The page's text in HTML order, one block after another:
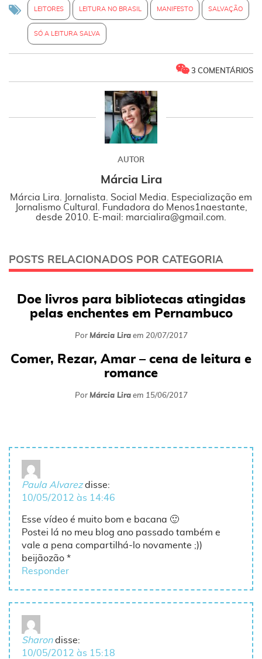
LEITORES LEITURA NO BRASIL MANIFESTO SALVAÇÃO
SÓ A LEITURA SALVA
3 COMENTÁRIOS
AUTOR
Márcia Lira
Márcia Lira. Jornalista. Social Media. Especialização em
Jornalismo Cultural. Fundadora do Menos1naestante,
desde 2010. E-mail: marcialira@gmail.com.
POSTS RELACIONADOS POR CATEGORIA
Doe livros para bibliotecas atingidas
pelas enchentes em Pernambuco
Por Márcia Liraem 20/07/2017
Comer, Rezar, Amar – cena de leitura e
romance
Por Márcia Liraem 15/06/2017
Paula Alvarez disse:
10/05/2012 às 14:46
Esse vídeo é muito bom e bacana 🙂
Postei lá no meu blog ano passado também e
vale a pena compartilhá-lo novamente ;))
beijãozão *
Responder
Sharon disse:
10/05/2012 às 15:18